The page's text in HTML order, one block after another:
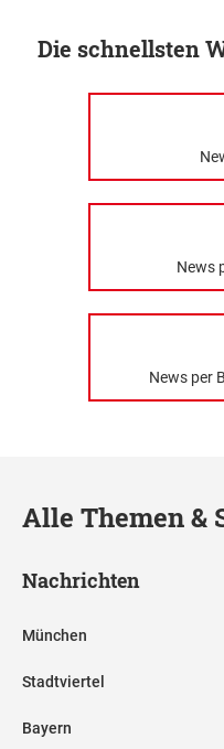
Die schnellsten
News
News per
Alle Themen &
Nachrichten
München
Stadtviertel
Bayern